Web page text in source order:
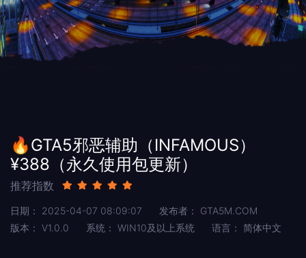
🔥GTA5邪恶辅助（INFAMOUS）
¥388（永久使用包更新）
推荐指数
日期： 2025-04-07 08:09:07 发布者：
GTA5M.COM
版本： V1.0.0 系统： WIN10及以上系统 语言： 简体中文